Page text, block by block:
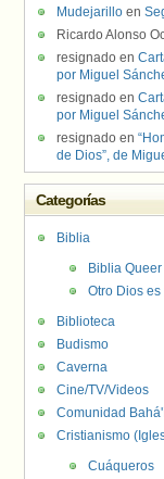
Mudejarillo en
Ricardo Alonso
resignado en
por Miguel
resignado en
por Miguel
resignado en
de Dios”, de
Categorías
Biblia
Biblia Queer
Otro Dios
Biblioteca
Budismo
Caverna
Cine/TV/Videos
Comunidad
Cristianismo
Cuáqueros